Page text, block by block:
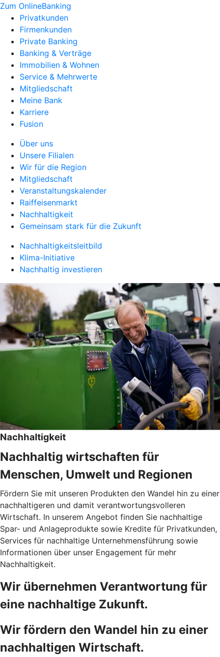
Zum OnlineBanking
Privatkunden
Firmenkunden
Private Banking
Banking & Verträge
Immobilien & Wohnen
Service & Mehrwerte
Mitgliedschaft
Meine Bank
Karriere
Fusion
Über uns
Unsere Filialen
Wir für die Region
Mitgliedschaft
Veranstaltungskalender
Raiffeisenmarkt
Nachhaltigkeit
Gemeinsam stark für die Zukunft
Nachhaltigkeitsleitbild
Klima-Initiative
Nachhaltig investieren
Nachhaltigkeit
Nachhaltig wirtschaften für
Menschen, Umwelt und Regionen
Fördern Sie mit unseren Produkten den Wandel hin zu einer
nachhaltigeren und damit verantwortungsvolleren
Wirtschaft. In unserem Angebot finden Sie nachhaltige
Spar- und Anlageprodukte sowie Kredite für Privatkunden,
Services für nachhaltige Unternehmensführung sowie
Informationen über unser Engagement für mehr
Nachhaltigkeit.
Wir übernehmen Verantwortung für
eine nachhaltige Zukunft.
Wir fördern den Wandel hin zu einer
nachhaltigen Wirtschaft.